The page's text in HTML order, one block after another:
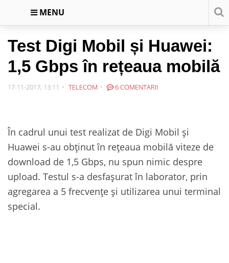
MENU
Test Digi Mobil și Huawei:
1,5 Gbps în rețeaua mobilă
17-11-2017, 13:11 TELECOM 6 COMENTARII
În cadrul unui test realizat de Digi Mobil și
Huawei s-au obținut în rețeaua mobilă viteze de
download de 1,5 Gbps, nu spun nimic despre
upload. Testul s-a desfașurat în laborator, prin
agregarea a 5 frecvențe și utilizarea unui terminal
special.